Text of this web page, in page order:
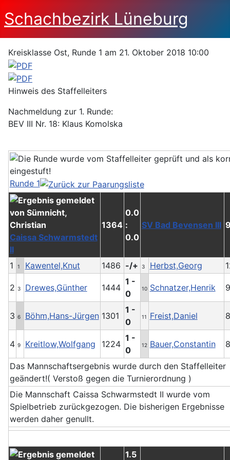
Schachbezirk Lüneburg
Kreisklasse Ost, Runde 1 am 21. Oktober 2018 10:00
Hinweis des Staffelleiters
Nachmeldung zur 1. Runde:
BEV III Nr. 18: Klaus Komolska
Runde 1
Caissa Schwarmstedt
II
1364
0.0
:
0.0
SV Bad Bevensen III
1 1 Kawentel,Knut 1486 -/+ 3 Herbst,Georg
2 3 Drewes,Günther 1444
1 -
0
10 Schnatzer,Henrik
3 6 Böhm,Hans-Jürgen 1301
1 -
0
11 Freist,Daniel
4 9 Kreitlow,Wolfgang 1224
1 -
0
12 Bauer,Constantin
Das Mannschaftsergebnis wurde durch den Staffelleiter
geändert!( Verstoß gegen die Turnierordnung )
Die Mannschaft Caissa Schwarmstedt II wurde vom
Spielbetrieb zurückgezogen. Die bisherigen Ergebnisse
werden daher genullt.
1.5